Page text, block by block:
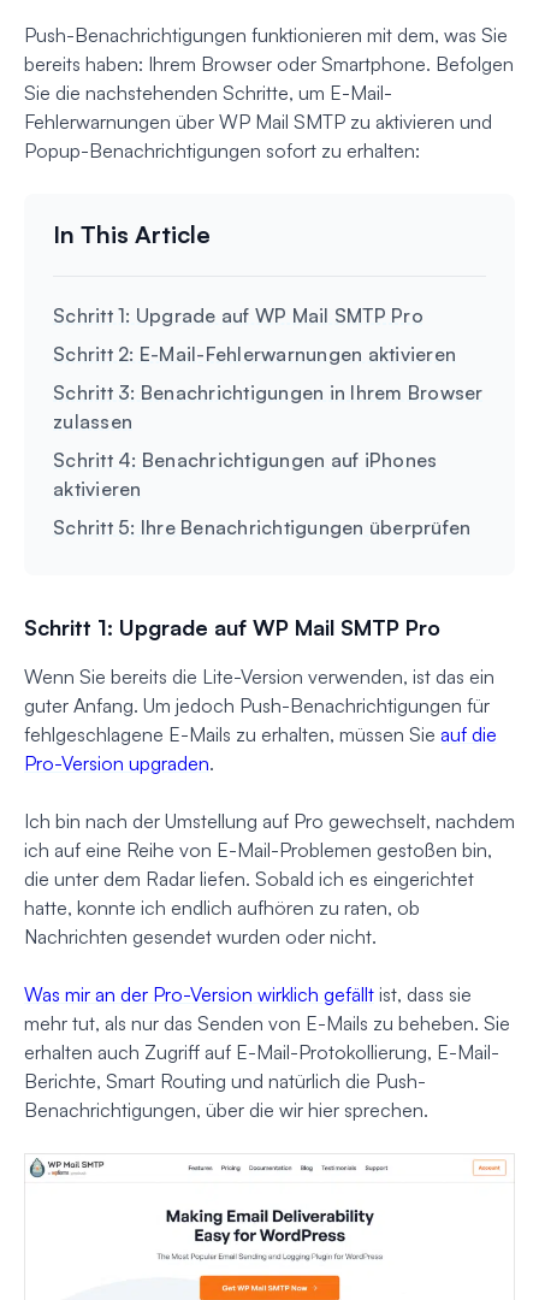
Push-Benachrichtigungen funktionieren mit dem, was Sie
bereits haben: Ihrem Browser oder Smartphone. Befolgen
Sie die nachstehenden Schritte, um E-Mail-
Fehlerwarnungen über WP Mail SMTP zu aktivieren und
Popup-Benachrichtigungen sofort zu erhalten:
Schritt 1: Upgrade auf WP Mail SMTP Pro
Schritt 2: E-Mail-Fehlerwarnungen aktivieren
Schritt 3: Benachrichtigungen in Ihrem Browser
zulassen
Schritt 4: Benachrichtigungen auf iPhones
aktivieren
Schritt 5: Ihre Benachrichtigungen überprüfen
Schritt 1: Upgrade auf WP Mail SMTP Pro
Wenn Sie bereits die Lite-Version verwenden, ist das ein
guter Anfang. Um jedoch Push-Benachrichtigungen für
fehlgeschlagene E-Mails zu erhalten, müssen Sie auf die
Pro-Version upgraden.
Ich bin nach der Umstellung auf Pro gewechselt, nachdem
ich auf eine Reihe von E-Mail-Problemen gestoßen bin,
die unter dem Radar liefen. Sobald ich es eingerichtet
hatte, konnte ich endlich aufhören zu raten, ob
Nachrichten gesendet wurden oder nicht.
Was mir an der Pro-Version wirklich gefällt ist, dass sie
mehr tut, als nur das Senden von E-Mails zu beheben. Sie
erhalten auch Zugriff auf E-Mail-Protokollierung, E-Mail-
Berichte, Smart Routing und natürlich die Push-
Benachrichtigungen, über die wir hier sprechen.